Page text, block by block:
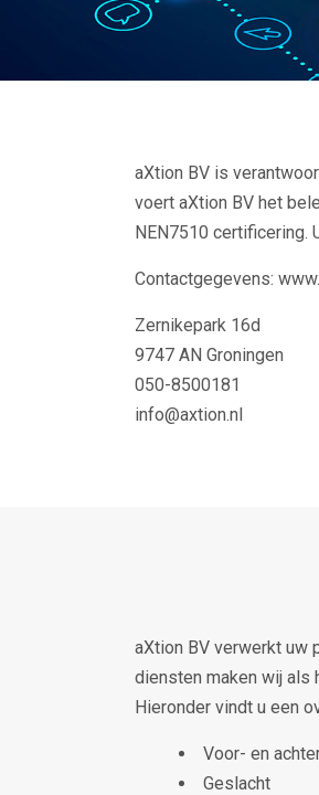
aXtion BV is
voert aXtion BV het
NEN7510 certificering.
Contactgegevens:
Zernikepark 16d
9747 AN Groningen
050-8500181
info@axtion.nl
aXtion BV verwerkt uw
diensten maken wij als
Hieronder vindt u een
Voor- en
Geslacht